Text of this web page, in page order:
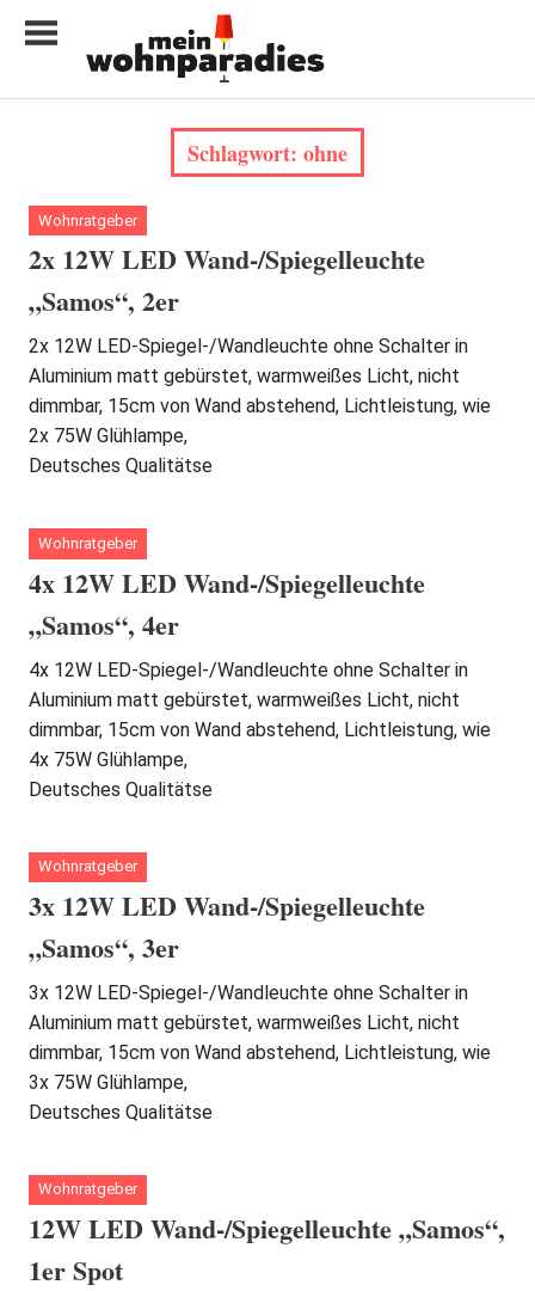
Inhalt
My
castle
Schlagwort: ohne
Wohnratgeber
2x 12W LED Wand-/Spiegelleuchte
„Samos“, 2er
2x 12W LED-Spiegel-/Wandleuchte ohne Schalter in
Aluminium matt gebürstet, warmweißes Licht, nicht
dimmbar, 15cm von Wand abstehend, Lichtleistung, wie
2x 75W Glühlampe,
Deutsches Qualitätse
Wohnratgeber
4x 12W LED Wand-/Spiegelleuchte
„Samos“, 4er
4x 12W LED-Spiegel-/Wandleuchte ohne Schalter in
Aluminium matt gebürstet, warmweißes Licht, nicht
dimmbar, 15cm von Wand abstehend, Lichtleistung, wie
4x 75W Glühlampe,
Deutsches Qualitätse
Wohnratgeber
3x 12W LED Wand-/Spiegelleuchte
„Samos“, 3er
3x 12W LED-Spiegel-/Wandleuchte ohne Schalter in
Aluminium matt gebürstet, warmweißes Licht, nicht
dimmbar, 15cm von Wand abstehend, Lichtleistung, wie
3x 75W Glühlampe,
Deutsches Qualitätse
Wohnratgeber
12W LED Wand-/Spiegelleuchte „Samos“,
1er Spot